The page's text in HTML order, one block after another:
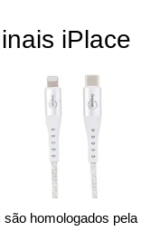
iPlace
homologados pela